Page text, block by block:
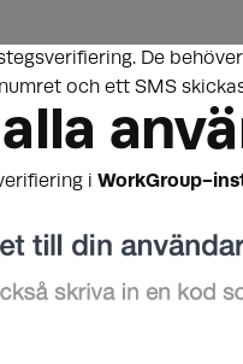
De
och ett SMS
i WorkGroup-